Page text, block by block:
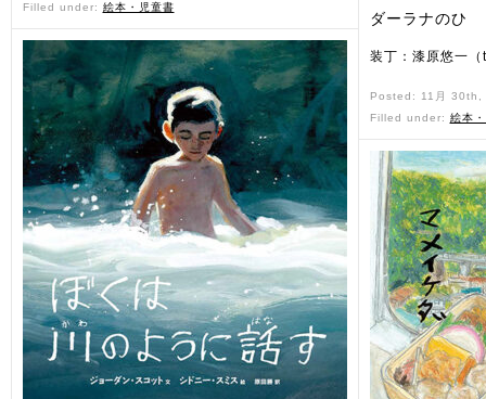
Filled under: 絵本・児童書
ダーラナのひ
装丁：漆原悠一
Posted: 11月
Filled under: 絵本